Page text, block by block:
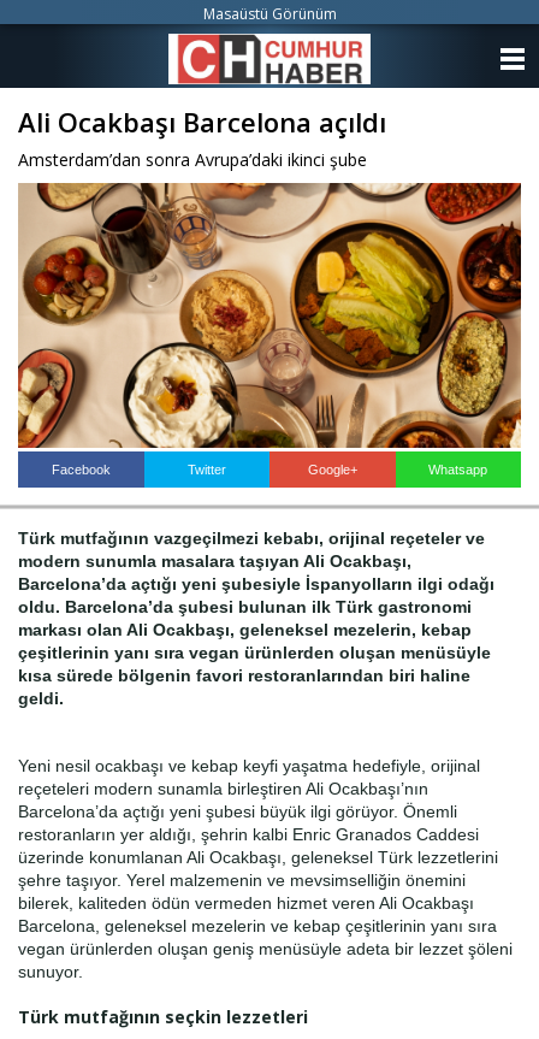
Ali Ocakbaşı Barcelona açıldı
Amsterdam’dan sonra Avrupa’daki ikinci şube
Facebook Twitter Google+ Whatsapp
Türk mutfağının vazgeçilmezi kebabı, orijinal reçeteler ve
modern sunumla masalara taşıyan Ali Ocakbaşı,
Barcelona’da açtığı yeni şubesiyle İspanyolların ilgi odağı
oldu. Barcelona’da şubesi bulunan ilk Türk gastronomi
markası olan Ali Ocakbaşı, geleneksel mezelerin, kebap
çeşitlerinin yanı sıra vegan ürünlerden oluşan menüsüyle
kısa sürede bölgenin favori restoranlarından biri haline
geldi.
Yeni nesil ocakbaşı ve kebap keyfi yaşatma hedefiyle, orijinal
reçeteleri modern sunamla birleştiren Ali Ocakbaşı’nın
Barcelona’da açtığı yeni şubesi büyük ilgi görüyor. Önemli
restoranların yer aldığı, şehrin kalbi Enric Granados Caddesi
üzerinde konumlanan Ali Ocakbaşı, geleneksel Türk lezzetlerini
şehre taşıyor. Yerel malzemenin ve mevsimselliğin önemini
bilerek, kaliteden ödün vermeden hizmet veren Ali Ocakbaşı
Barcelona, geleneksel mezelerin ve kebap çeşitlerinin yanı sıra
vegan ürünlerden oluşan geniş menüsüyle adeta bir lezzet şöleni
sunuyor.
Türk mutfağının seçkin lezzetleri
Masaüstü Görünüm
KATEGORİLER
YAZARLAR
ANKETLER
FOTO GALERİ
VİDEO GALERİ
KÜNYE
Haberin Doğru Adresi.